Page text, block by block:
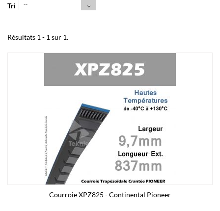
Tri --
Résultats 1 - 1 sur 1.
Courroie XPZ825 - Continental Pioneer